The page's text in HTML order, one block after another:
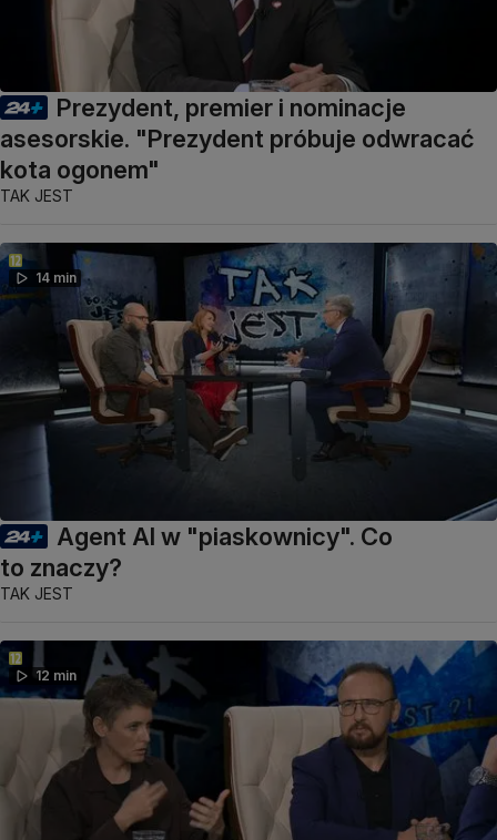
Prezydent, premier i nominacje
asesorskie. "Prezydent próbuje odwracać
kota ogonem"
TAK JEST
14 min
Agent AI w "piaskownicy". Co
to znaczy?
TAK JEST
12 min